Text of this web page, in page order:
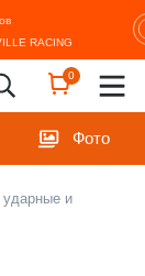
RACING
0
Фото
ударные и